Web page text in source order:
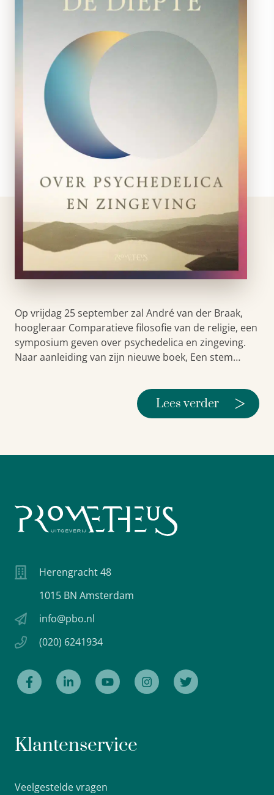
Op vrijdag 25 september zal André van der Braak,
hoogleraar Comparatieve filosofie van de religie, een
symposium geven over psychedelica en zingeving.
Naar aanleiding van zijn nieuwe boek, Een stem…
Lees verder >
Herengracht 48
1015 BN Amsterdam
info@pbo.nl
(020) 6241934
Klantenservice
Veelgestelde vragen